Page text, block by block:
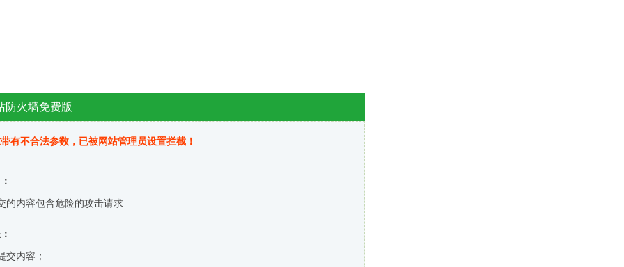
防火墙免费版
有不合法参数，已被网站管理员设置拦截！
的内容包含危险的攻击请求
交内容；